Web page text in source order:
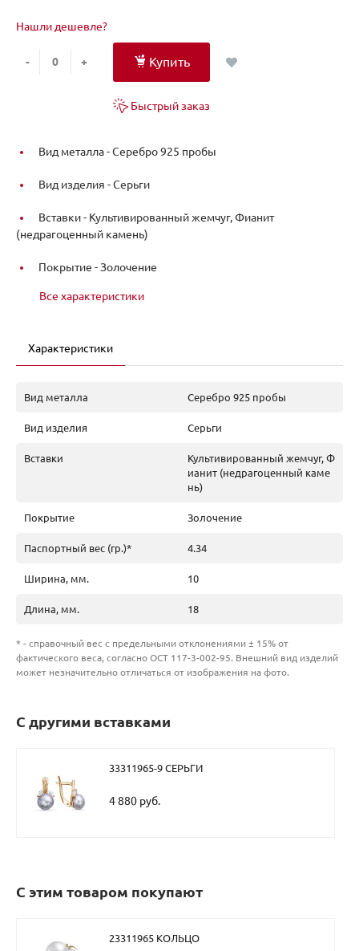
Нашли дешевле?
- + Купить
Быстрый заказ
Вид металла -Серебро 925 пробы
Вид изделия -Серьги
Вставки - Культивированный жемчуг, Фианит
(недрагоценный камень)
Покрытие -Золочение
Все характеристики
Характеристики
Вид металла Серебро 925 пробы
Вид изделия Серьги
Вставки
Культивированный жемчуг, Ф
ианит (недрагоценный каме
нь)
Покрытие Золочение
Паспортный вес (гр.)* 4.34
Ширина, мм. 10
Длина, мм. 18
* - справочный вес с предельными отклонениями ± 15% от
фактического веса, согласно ОСТ 117-3-002-95. Внешний вид изделий
может незначительно отличаться от изображения на фото.
С другими вставками
33311965-9 СЕРЬГИ
4 880 руб.
С этим товаром покупают
23311965 КОЛЬЦО